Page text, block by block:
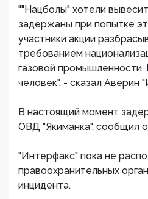
""Нацболы" хотели
задержаны при попытке
участники акции
требованием
газовой промышленности.
человек", - сказал Аверин
В настоящий момент
ОВД "Якиманка", сообщил
"Интерфакс" пока не
правоохранительных
инцидента.